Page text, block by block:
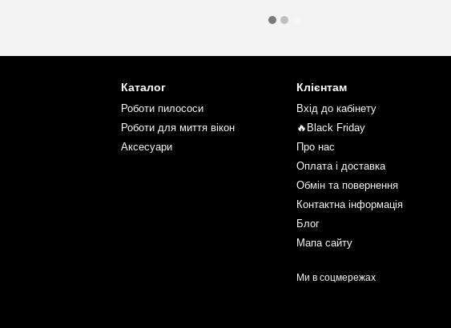
Каталог
Роботи пилососи
Роботи для миття вікон
Аксесуари
Клієнтам
Вхід до кабінету
🔥Black Friday
Про нас
Оплата і доставка
Обмін та повернення
Контактна інформація
Блог
Мапа сайту
Ми в соцмережах